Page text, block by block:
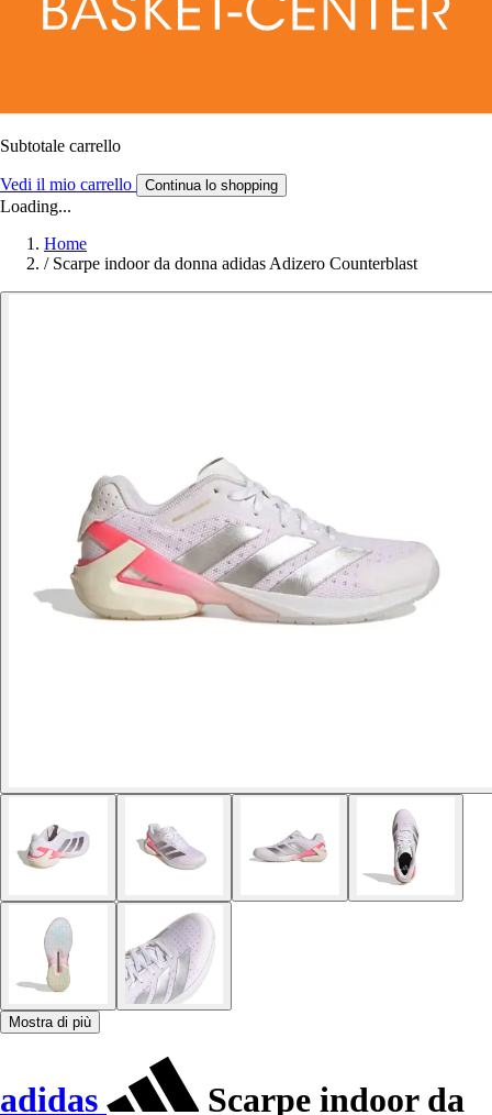
Subtotale carrello
Vedi il mio carrello Continua lo shopping
Loading...
Home
/ Scarpe indoor da donna adidas Adizero Counterblast
Mostra di più
adidas
Scarpe indoor da